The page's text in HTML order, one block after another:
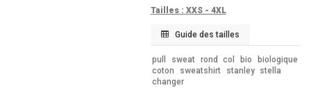
Tailles : XXS - 4XL
Guide des tailles
pull sweat rond col bio
biologique
coton
sweatshirt stanley
stella
changer